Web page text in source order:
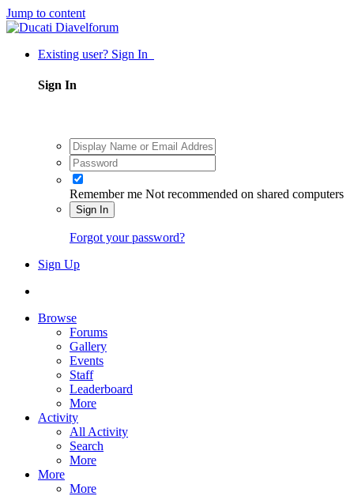
Jump to content
Existing user? Sign In
Sign In
Remember me Not recommended on shared computers
Sign In
Forgot your password?
Sign Up
Browse
Forums
Gallery
Events
Staff
Leaderboard
More
Activity
All Activity
Search
More
More
More